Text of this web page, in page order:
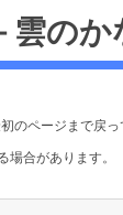
雲のか
のページまで戻
場合があります。